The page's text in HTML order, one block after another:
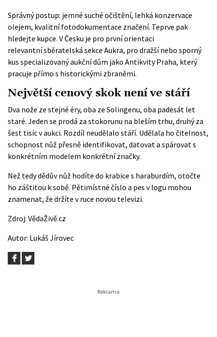
Správný postup: jemné suché očištění, lehká konzervace
olejem, kvalitní fotodokumentace značení. Teprve pak
hledejte kupce. V Česku je pro první orientaci
relevantnísběratelská sekce Aukra, pro dražší nebo sporný
kus specializovaný aukční dům jako Antikvity Praha, který
pracuje přímo s historickými zbraněmi.
Největší cenový skok není ve stáří
Dva nože ze stejné éry, oba ze Solingenu, oba padesát let
staré. Jeden se prodá za stokorunu na bleším trhu, druhý za
šest tisíc v aukci. Rozdíl neudělalo stáří. Udělala ho čitelnost,
schopnost nůž přesně identifikovat, datovat a spárovat s
konkrétním modelem konkrétní značky.
Než tedy dědův nůž hodíte do krabice s haraburdím, otočte
ho záštitou k sobě. Pětimístné číslo a pes v logu mohou
znamenat, že držíte v ruce novou televizi.
Zdroj: VědaŽivě.cz
Autor: Lukáš Jírovec